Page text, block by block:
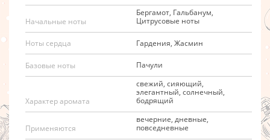
Начальные ноты
Бергамот, Гальбанум,
Цитрусовые ноты
Ноты сердца Гардения, Жасмин
Базовые ноты Пачули
Характер аромата
свежий, сияющий,
элегантный, солнечный,
бодрящий
Применяются
вечерние, дневные,
повседневные